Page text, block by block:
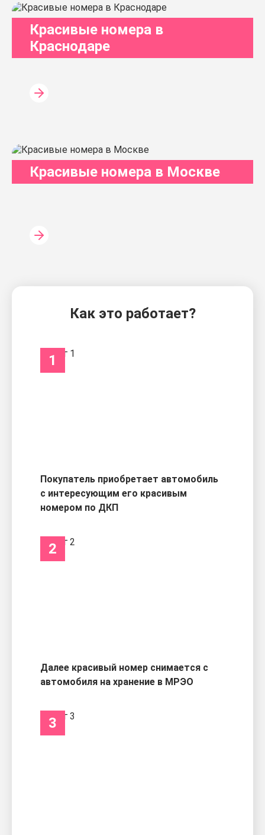
Красивые номера в
Краснодаре
Красивые номера в Москве
Как это работает?
1
Покупатель приобретает автомобиль
с интересующим его красивым
номером по ДКП
2
Далее красивый номер снимается с
автомобиля на хранение в МРЭО
3